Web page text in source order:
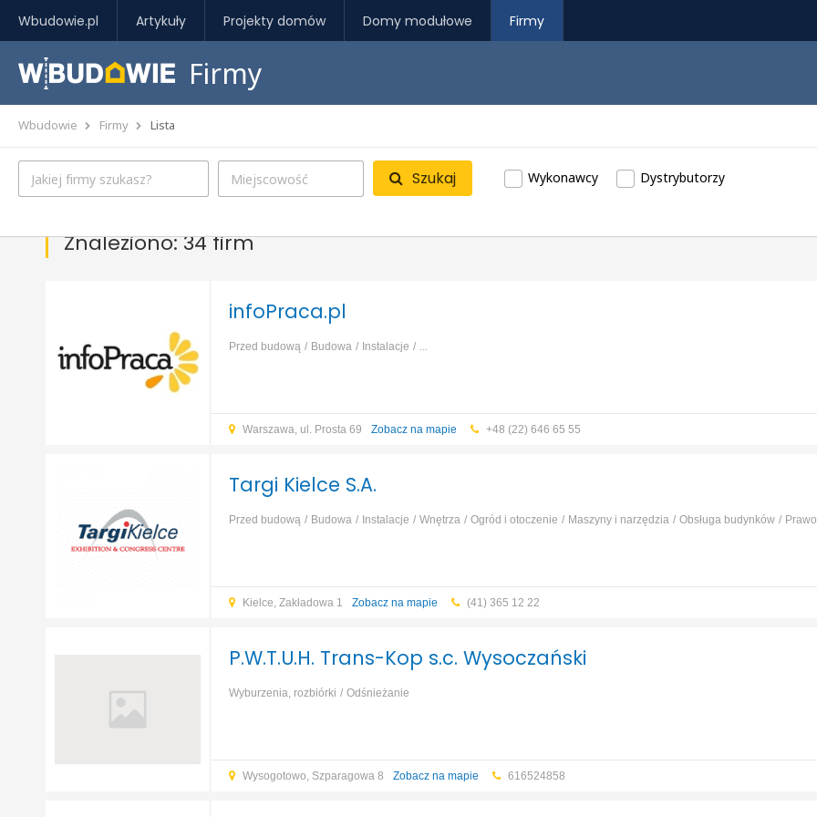
Wbudowie.pl Artykuły Projekty domów Domy modułowe Firmy
Firmy
Wbudowie Firmy Lista
Szukaj Wykonawcy Dystrybutorzy
Znaleziono: 34 firm
infoPraca.pl
Przed budową Budowa Instalacje ...
Warszawa, ul. Prosta 69 Zobacz na mapie +48 (22) 646 65 55
Targi Kielce S.A.
Przed budową Budowa Instalacje Wnętrza Ogród i otoczenie Maszyny i narzędzia Obsługa budynków
Kielce, Zakładowa 1 Zobacz na mapie (41) 365 12 22
P.W.T.U.H. Trans-Kop s.c. Wysoczański
Wyburzenia, rozbiórki Odśnieżanie
Wysogotowo, Szparagowa 8 Zobacz na mapie 616524858